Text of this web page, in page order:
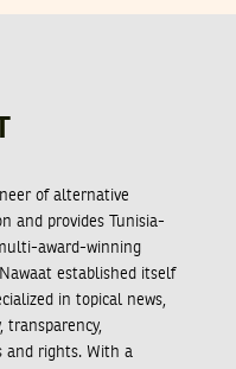
of alternative
and provides Tunisia-
award-winning
established itself
in topical news,
transparency,
and rights. With a